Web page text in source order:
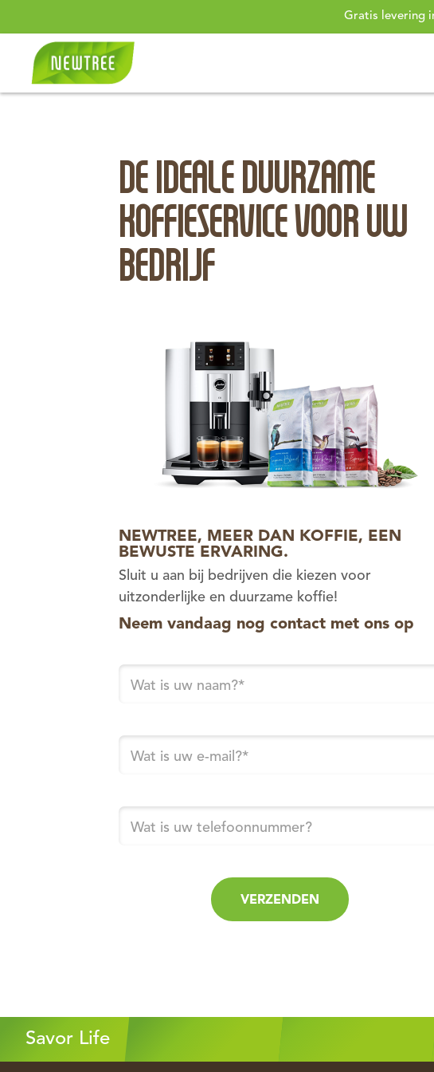
Gratis levering
DE IDEALE DUURZAME
KOFFIESERVICE VOOR UW
BEDRIJF
NEWTREE, MEER DAN KOFFIE, EEN
BEWUSTE ERVARING.
Sluit u aan bij bedrijven die kiezen voor
uitzonderlijke en duurzame koffie!
Neem vandaag nog contact met ons op
Wat is uw naam?*
Wat is uw e-mail?*
Wat is uw telefoonnummer?
VERZENDEN
Savor Life